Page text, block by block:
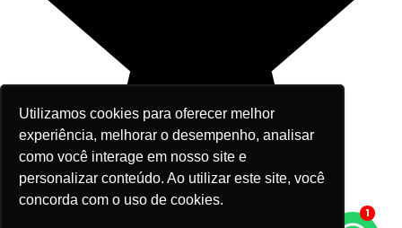
Utilizamos cookies para oferecer melhor
experiência, melhorar o desempenho, analisar
como você interage em nosso site e
personalizar conteúdo. Ao utilizar este site, você
concorda com o uso de cookies.
1